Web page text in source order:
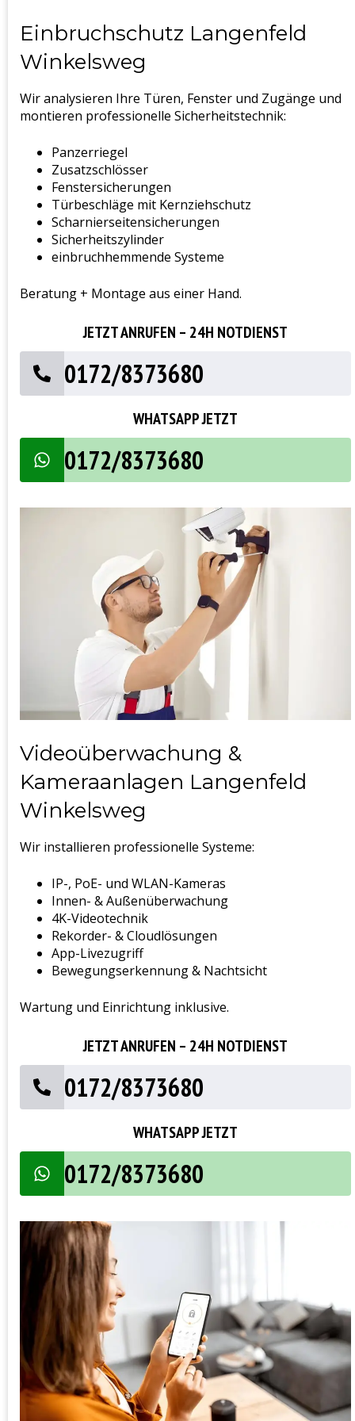
Einbruchschutz Langenfeld
Winkelsweg
Wir analysieren Ihre Türen, Fenster und Zugänge und
montieren professionelle Sicherheitstechnik:
Panzerriegel
Zusatzschlösser
Fenstersicherungen
Türbeschläge mit Kernziehschutz
Scharnierseitensicherungen
Sicherheitszylinder
einbruchhemmende Systeme
Beratung + Montage aus einer Hand.
JETZT ANRUFEN – 24H NOTDIENST
0172/8373680
WHATSAPP JETZT
0172/8373680
Videoüberwachung &
Kameraanlagen Langenfeld
Winkelsweg
Wir installieren professionelle Systeme:
IP-, PoE- und WLAN-Kameras
Innen- & Außenüberwachung
4K-Videotechnik
Rekorder- & Cloudlösungen
App-Livezugriff
Bewegungserkennung & Nachtsicht
Wartung und Einrichtung inklusive.
JETZT ANRUFEN – 24H NOTDIENST
0172/8373680
WHATSAPP JETZT
0172/8373680